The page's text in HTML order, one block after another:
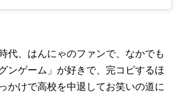
代、はんにゃのファンで、なかでも
ンゲーム」が好きで、完コピするほ
かけで高校を中退してお笑いの道に